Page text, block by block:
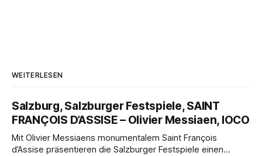
WEITERLESEN
Salzburg, Salzburger Festspiele, SAINT
FRANÇOIS D’ASSISE – Olivier Messiaen, IOCO
Mit Olivier Messiaens monumentalem Saint François
d’Assise präsentieren die Salzburger Festspiele einen